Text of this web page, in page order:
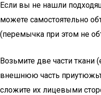
Если вы не нашли
можете самостоятельно
(перемычка при этом не
Возьмите две части ткани
внешнюю часть
сложите их лицевыми